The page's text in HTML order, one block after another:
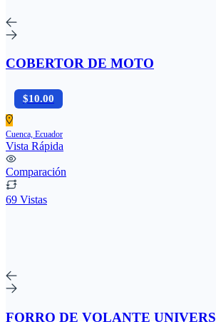
COBERTOR DE MOTO
$10.00
Cuenca, Ecuador
Vista Rápida
Comparación
69 Vistas
FORRO DE VOLANTE